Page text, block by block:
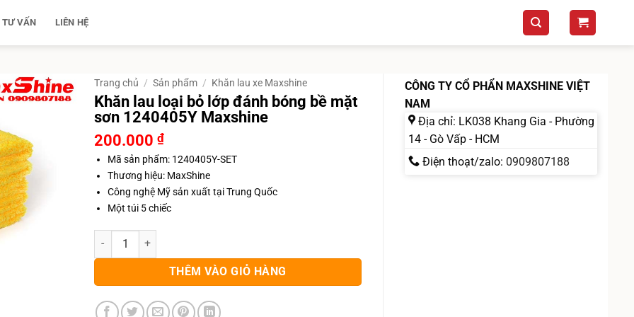
TƯ VẤN LIÊN HỆ
Trang chủ / Sản phẩm / Khăn lau xe Maxshine
Khăn lau loại bỏ lớp đánh bóng bề mặt
sơn 1240405Y Maxshine
200.000₫
Mã sản phẩm: 1240405Y-SET
Thương hiệu: MaxShine
Công nghệ Mỹ sản xuất tại Trung Quốc
Một túi 5 chiếc
Khăn lau loại bỏ lớp đánh bóng bề mặt sơn 1240405Y Maxshine số lượng
THÊM VÀO GIỎ HÀNG
CÔNG TY CỔ PHẨN MAXSHINE VIỆT
NAM
Địa chỉ: LK038 Khang Gia - Phường
14 - Gò Vấp - HCM
Điện thoạt/zalo: 0909807188